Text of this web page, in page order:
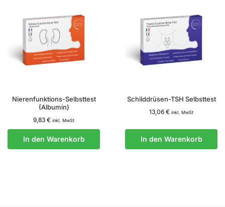
Nierenfunktions-Selbsttest
(Albumin)
9,83 € inkl. MwSt
In den Warenkorb
Schilddrüsen-TSH Selbsttest
13,06 € inkl. MwSt
In den Warenkorb